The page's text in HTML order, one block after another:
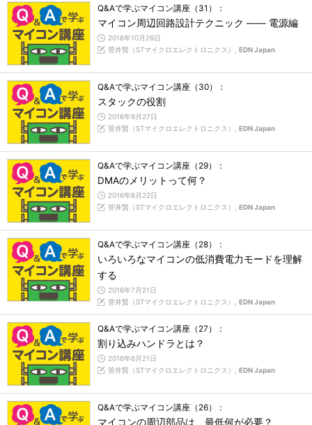
Q&Aで学ぶマイコン講座（31）：
マイコン周辺回路設計テクニック ―― 電源編
2016年10月26日
菅井賢（STマイクロエレクトロニクス）, EDN Japan
Q&Aで学ぶマイコン講座（30）：
スタックの役割
2016年9月27日
菅井賢（STマイクロエレクトロニクス）, EDN Japan
Q&Aで学ぶマイコン講座（29）：
DMAのメリットって何？
2016年8月22日
菅井賢（STマイクロエレクトロニクス）, EDN Japan
Q&Aで学ぶマイコン講座（28）：
いろいろなマイコンの低消費電力モードを理解
する
2016年7月21日
菅井賢（STマイクロエレクトロニクス）, EDN Japan
Q&Aで学ぶマイコン講座（27）：
割り込みハンドラとは？
2016年6月21日
菅井賢（STマイクロエレクトロニクス）, EDN Japan
Q&Aで学ぶマイコン講座（26）：
マイコンの周辺部品は、最低何が必要？